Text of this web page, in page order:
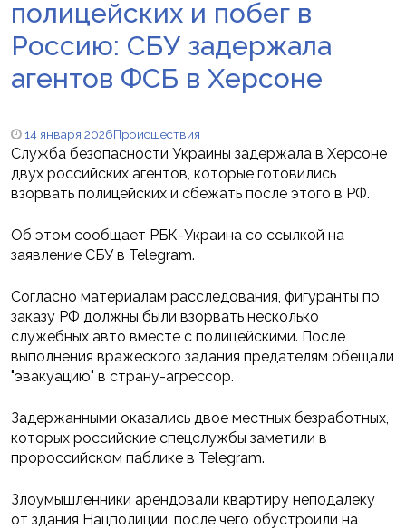
полицейских и побег в
Россию: СБУ задержала
агентов ФСБ в Херсоне
14 января 2026Происшествия
Служба безопасности Украины задержала в Херсоне
двух российских агентов, которые готовились
взорвать полицейских и сбежать после этого в РФ.
Об этом сообщает РБК-Украина со ссылкой на
заявление СБУ в Telegram.
Согласно материалам расследования, фигуранты по
заказу РФ должны были взорвать несколько
служебных авто вместе с полицейскими. После
выполнения вражеского задания предателям обещали
"эвакуацию" в страну-агрессор.
Задержанными оказались двое местных безработных,
которых российские спецслужбы заметили в
пророссийском паблике в Telegram.
Злоумышленники арендовали квартиру неподалеку
от здания Нацполиции, после чего обустроили на